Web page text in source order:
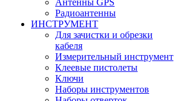
Антенны GPS
Радиоантенны
ИНСТРУМЕНТ
Для зачистки и обрезки
кабеля
Измерительный инструмент
Клеевые пистолеты
Ключи
Наборы инструментов